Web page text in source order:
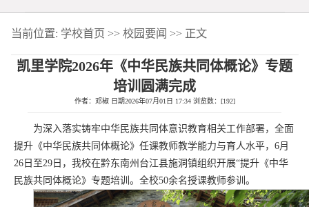
当前位置: 学校首页 >> 校园要闻 >> 正文
凯里学院2026年《中华民族共同体概论》专题
培训圆满完成
作者：邓椒 日期2026年07月01日 17:34 浏览数：[192]
为深入落实铸牢中华民族共同体意识教育相关工作部署，全面
提升《中华民族共同体概论》任课教师教学能力与育人水平，6月
26日至29日，我校在黔东南州台江县施洞镇组织开展“提升《中华
民族共同体概论》专题培训。全校50余名授课教师参训。